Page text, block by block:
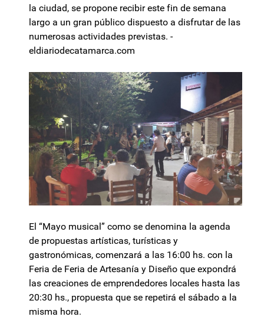
la ciudad, se propone recibir este fin de semana
largo a un gran público dispuesto a disfrutar de las
numerosas actividades previstas. -
eldiariodecatamarca.com
El “Mayo musical” como se denomina la agenda
de propuestas artísticas, turísticas y
gastronómicas, comenzará a las 16:00 hs. con la
Feria de Feria de Artesanía y Diseño que expondrá
las creaciones de emprendedores locales hasta las
20:30 hs., propuesta que se repetirá el sábado a la
misma hora.